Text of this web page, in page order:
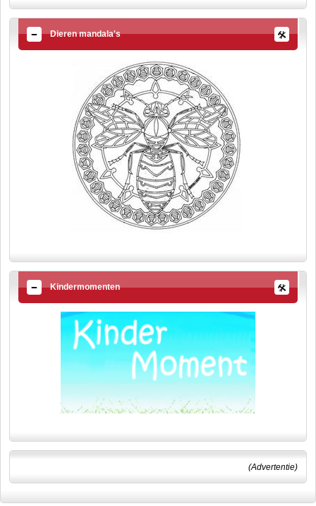
Dieren mandala's
Kindermomenten
(Advertentie)